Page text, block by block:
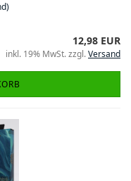
12,98 EUR
inkl. 19% MwSt. zzgl.Versand